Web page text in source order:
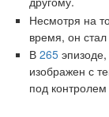
Несмотря на
время, он
В265
изображен с
под